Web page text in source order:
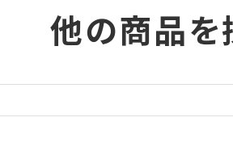
他の商品を